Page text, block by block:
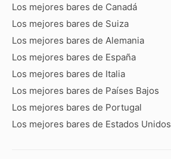
Los mejores bares de Canadá
Los mejores bares de Suiza
Los mejores bares de Alemania
Los mejores bares de España
Los mejores bares de Italia
Los mejores bares de Países Bajos
Los mejores bares de Portugal
Los mejores bares de Estados Unidos